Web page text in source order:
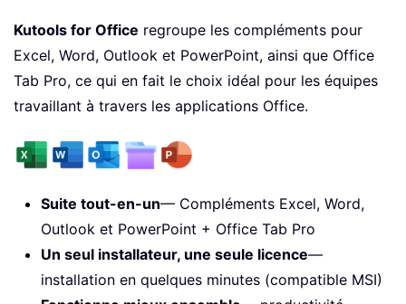
Kutools for Office regroupe les compléments pour
Excel, Word, Outlook et PowerPoint, ainsi que Office
Tab Pro, ce qui en fait le choix idéal pour les équipes
travaillant à travers les applications Office.
Suite tout-en-un— Compléments Excel, Word,
Outlook et PowerPoint + Office Tab Pro
Un seul installateur, une seule licence—
installation en quelques minutes (compatible MSI)